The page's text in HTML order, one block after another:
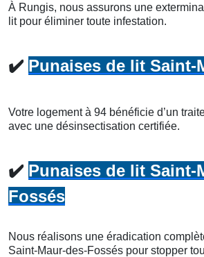
À Rungis, nous assurons une
lit pour éliminer toute infestation.
✔️ Punaises de lit Saint-
Votre logement à 94 bénéficie d’un
avec une désinsectisation certifiée.
✔️ Punaises de lit Saint-
Fossés
Nous réalisons une éradication
Saint-Maur-des-Fossés pour stopper